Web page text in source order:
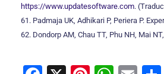
https://www.updatesoftware.com.
61. Padmaja UK, Adhikari P, Periera P.
62. Dondorp AM, Chau TT, Phu NH, Mai